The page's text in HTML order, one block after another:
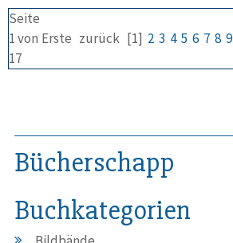
Seite
1 von
17
Erste zurück [1] 2 3 4 5 6 7 8 9
Bücherschapp
Buchkategorien